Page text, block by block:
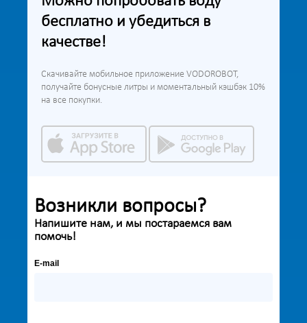
бесплатно и убедиться в
качестве!
Скачивайте мобильное приложение VODOROBOT,
получайте бонусные литры и моментальный кэшбэк 10%
на все покупки.
Возникли вопросы?
Напишите нам, и мы постараемся вам
помочь!
E-mail